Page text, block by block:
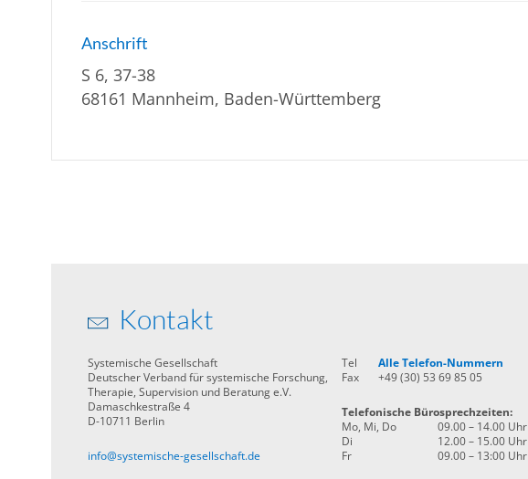
Anschrift
S 6, 37-38
68161 Mannheim, Baden-Württemberg
Kontakt
Systemische Gesellschaft
Deutscher Verband für systemische Forschung,
Therapie, Supervision und Beratung e.V.
Damaschkestraße 4
D-10711 Berlin
info@systemische-gesellschaft.de
Tel
Alle Telefon-Nummern
Fax
+49 (30) 53 69 85 05
Telefonische Bürosprechzeiten:
Mo, Mi, Do
09.00 – 14.00 Uhr
Di
12.00 – 15.00 Uhr
Fr
09.00 – 13:00 Uhr